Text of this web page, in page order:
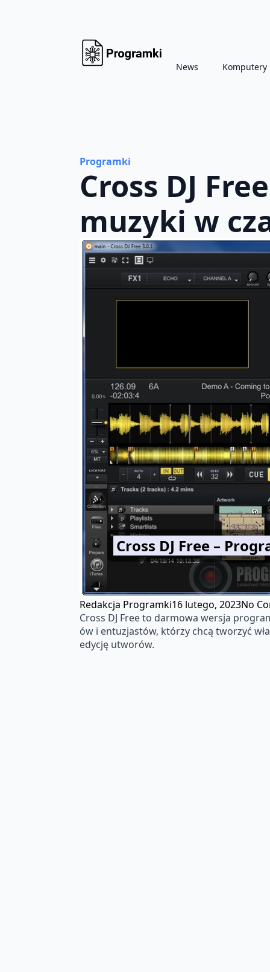
News Komputery
Programki
Cross DJ
muzyki w
Cross DJ Free –
Redakcja Programki16 lutego, 2023No
Cross DJ Free to darmowa wersja
ów i entuzjastów, którzy chcą tworzyć
edycję utworów.